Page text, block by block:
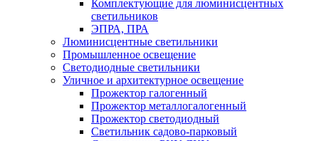
Комплектующие для люминисцентных
светильников
ЭПРА, ПРА
Люминисцентные светильники
Промышленное освещение
Светодиодные светильники
Уличное и архитектурное освещение
Прожектор галогенный
Прожектор металлогалогенный
Прожектор светодиодный
Светильник садово-парковый